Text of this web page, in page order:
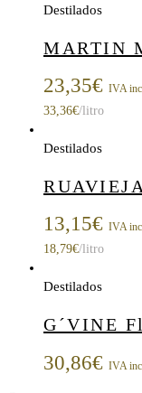
Destilados
MARTIN
23,35€ IVA incl.
33,36€/litro
Destilados
13,15€ IVA incl.
18,79€/litro
Destilados
G´VINE
30,86€ IVA incl.